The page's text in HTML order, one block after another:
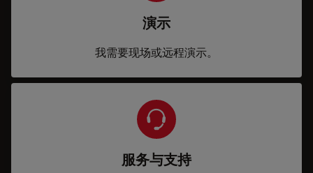
演示
我需要现场或远程演示。
服务与支持